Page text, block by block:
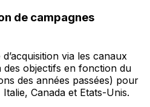
de campagnes
via les canaux
des objectifs en fonction du
des années passées) pour
Canada et Etats-Unis.